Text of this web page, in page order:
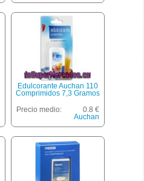
Edulcorante Auchan 110
Comprimidos 7,3 Gramos
Precio medio:
0.8 €
Auchan